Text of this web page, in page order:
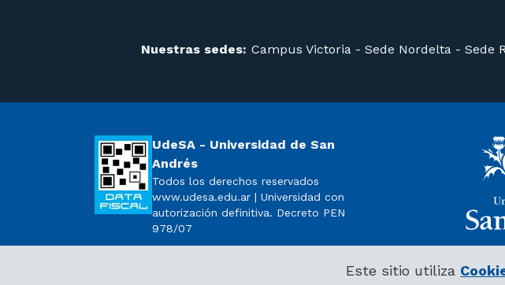
Este sitio utiliza
Nuestras sedes: Campus Victoria - Sede Nordelta - Sede
UdeSA - Universidad de San
Andrés
Todos los derechos reservados
www.udesa.edu.ar | Universidad con
autorización definitiva. Decreto PEN
978/07